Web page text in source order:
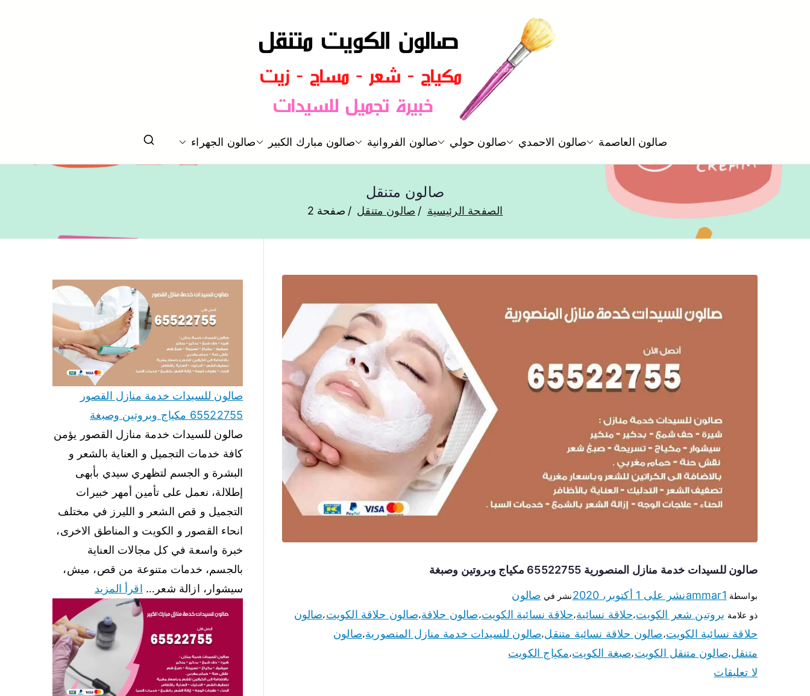
صالون الكويت
صالون متنقل الكويت بالمنزل صباغة و تسريحات شعر صالون العاصمة صالون الاحمدي صالون حولي صالون الفروانية صالون مبارك الكبير صالون الجهراء
صالون متنقل
الصفحة الرئيسية صالون متنقل صفحة 2
صالون للسيدات خدمة منازل المنصورية 65522755 مكياج وبروتين وصبغة
بواسطة ammar1نشر على 1 أكتوبر، 2020 نشر في صالون
ذو علامة بروتين شعر الكويت،حلاقة نسائية،حلاقة نسائية الكويت،صالون حلاقة،صالون حلاقة الكويت،صالون
حلاقة نسائية الكويت،صالون حلاقة نسائية متنقل،صالون للسيدات خدمة منازل المنصورية،صالون
متنقل،صالون متنقل الكويت،صبغة الكويت،مكياج الكويت
لا تعليقات
صالون للسيدات خدمة منازل القصور
65522755 مكياج وبروتين وصبغة
صالون للسيدات خدمة منازل القصور يؤمن
كافة خدمات التجميل و العناية بالشعر و
البشرة و الجسم لتظهري سيدي بأبهى
إطلالة، نعمل على تأمين أمهر خبيرات
التجميل و قص الشعر و الليرز في مختلف
انحاء القصور و الكويت و المناطق الاخرى،
خبرة واسعة في كل مجالات العناية
بالجسم، خدمات متنوعة من قص، ميش،
سيشوار، ازالة شعر… اقرأ المزيد